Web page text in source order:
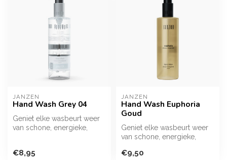
JANZEN
Hand Wash Grey 04
Geniet elke wasbeurt weer
van schone, energieke,
€8,95
JANZEN
Hand Wash Euphoria
Goud
Geniet elke wasbeurt weer
van schone, energieke,
met de...
€9,50